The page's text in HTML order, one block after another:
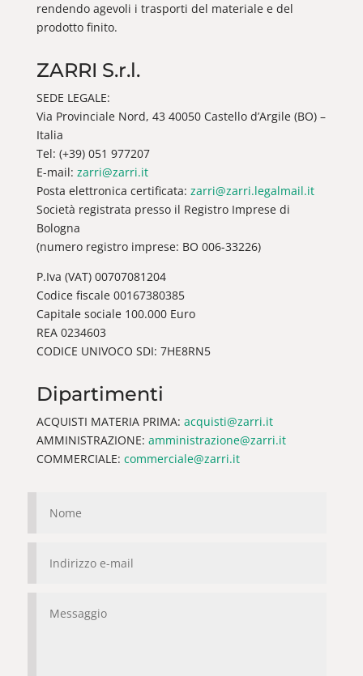
rendendo agevoli i trasporti del materiale e del
prodotto finito.
ZARRI S.r.l.
SEDE LEGALE:
Via Provinciale Nord, 43 40050 Castello d’Argile (BO) –
Italia
Tel: (+39) 051 977207
E-mail: zarri@zarri.it
Posta elettronica certificata: zarri@zarri.legalmail.it
Società registrata presso il Registro Imprese di
Bologna
(numero registro imprese: BO 006-33226)
P.Iva (VAT) 00707081204
Codice fiscale 00167380385
Capitale sociale 100.000 Euro
REA 0234603
CODICE UNIVOCO SDI: 7HE8RN5
Dipartimenti
ACQUISTI MATERIA PRIMA: acquisti@zarri.it
AMMINISTRAZIONE: amministrazione@zarri.it
COMMERCIALE: commerciale@zarri.it